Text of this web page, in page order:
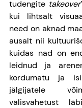
tudengite takeover
kui lihtsalt
need on aknad
ausalt nii
kuidas nad on
leidnud ja
kordumatu ja
jälgijatele
välisvahetust